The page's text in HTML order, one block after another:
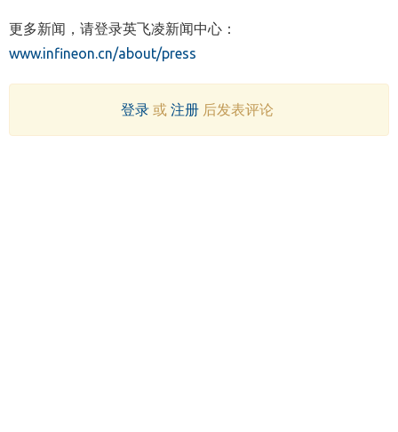
更多新闻 ， 请登录英飞凌新闻中心 ：
www.infineon.cn/about/press
登录或 注册后发表评论